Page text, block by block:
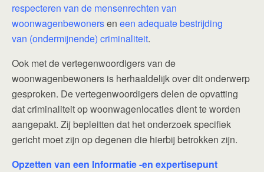
respecteren van de mensenrechten van
woonwagenbewonersen een adequate bestrijding
van (ondermijnende) criminaliteit.
Ook met de vertegenwoordigers van de
woonwagenbewoners is herhaaldelijk over dit onderwerp
gesproken. De vertegenwoordigers delen de opvatting
dat criminaliteit op woonwagenlocaties dient te worden
aangepakt. Zij bepleitten dat het onderzoek specifiek
gericht moet zijn op degenen die hierbij betrokken zijn.
Opzetten van een Informatie -en expertisepunt